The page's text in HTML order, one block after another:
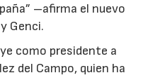
–afirma el nuevo
Genci.
como presidente a
del Campo, quien ha